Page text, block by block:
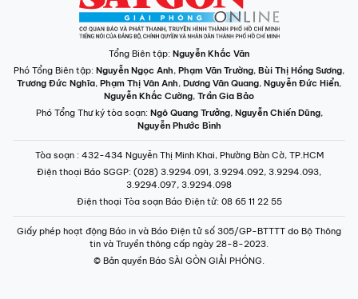
Tổng Biên tập: Nguyễn Khắc Văn
Phó Tổng Biên tập: Nguyễn Ngọc Anh, Phạm Văn Trường, Bùi Thị Hồng Sương,
Trương Đức Nghĩa, Phạm Thị Vân Anh, Dương Văn Quang, Nguyễn Đức Hiển,
Nguyễn Khắc Cường, Trần Gia Bảo
Phó Tổng Thư ký tòa soạn: Ngô Quang Trưởng, Nguyễn Chiến Dũng,
Nguyễn Phước Bình
Tòa soạn : 432-434 Nguyễn Thị Minh Khai, Phường Bàn Cờ, TP.HCM
Điện thoại Báo SGGP: (028) 3.9294.091, 3.9294.092, 3.9294.093,
3.9294.097, 3.9294.098
Điện thoại Tòa soạn Báo Điện tử: 08 65 11 22 55
Giấy phép hoạt động Báo in và Báo Điện tử số 305/GP-BTTTT do Bộ Thông
tin và Truyền thông cấp ngày 28-8-2023.
© Bản quyền Báo SÀI GÒN GIẢI PHÓNG.